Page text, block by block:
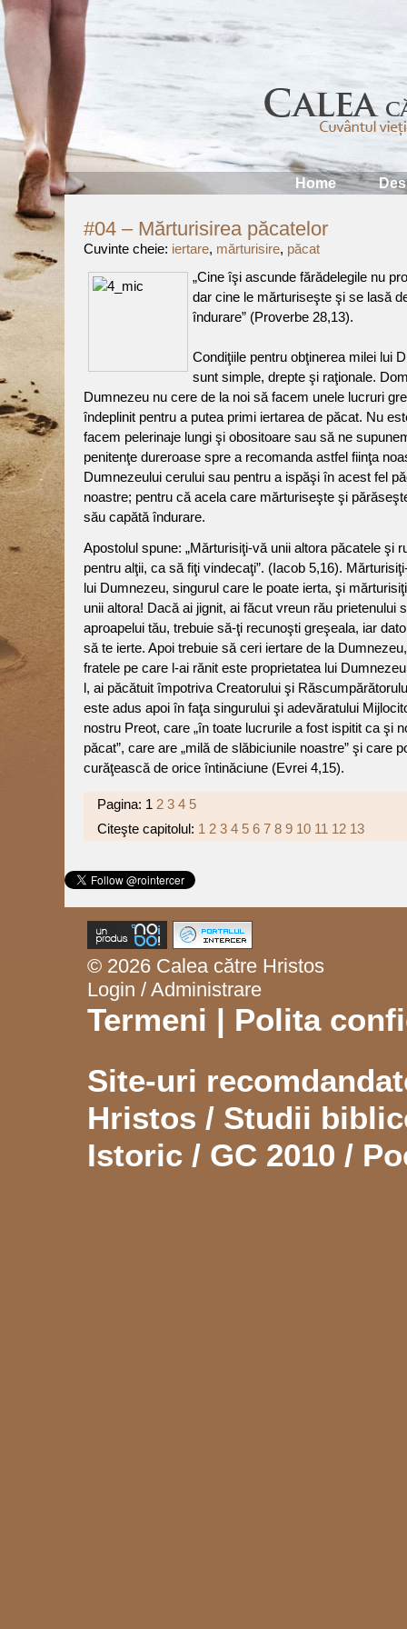
Home
#04 – Mărturisirea păcatelor
Cuvinte cheie: iertare, mărturisire, păcat
„Cine îşi ascunde fărădelegile nu
dar cine le mărturiseşte şi se lasă
îndurare” (Proverbe 28,13).
Condiţiile pentru obţinerea milei lui
sunt simple, drepte şi raţionale.
Dumnezeu nu cere de la noi să facem unele lucruri
îndeplinit pentru a putea primi iertarea de păcat. Nu
facem pelerinaje lungi şi obositoare sau să ne
penitenţe dureroase spre a recomanda astfel fiinţa
Dumnezeului cerului sau pentru a ispăşi în acest fel
noastre; pentru că acela care mărturiseşte şi
său capătă îndurare.
Apostolul spune: „Mărturisiţi-vă unii altora păcatele şi
pentru alţii, ca să fiţi vindecaţi”. (Iacob 5,16).
lui Dumnezeu, singurul care le poate ierta, şi
unii altora! Dacă ai jignit, ai făcut vreun rău prietenului
aproapelui tău, trebuie să-ţi recunoşti greşeala, iar
să te ierte. Apoi trebuie să ceri iertare de la
fratele pe care l-ai rănit este proprietatea lui
l, ai păcătuit împotriva Creatorului şi
este adus apoi în faţa singurului şi adevăratului
nostru Preot, care „în toate lucrurile a fost ispitit ca şi
păcat”, care are „milă de slăbiciunile noastre” şi care
curăţească de orice întinăciune (Evrei 4,15).
Pagina: 1 2 3 4 5
Citeşte capitolul: 1 2 3 4 5 6 7 8 9 10 11 12 13
© 2026 Calea către Hristos
Login / Administrare
Termeni | Polita
Site-uri
Hristos / Studii
Istoric/ GC 2010 /